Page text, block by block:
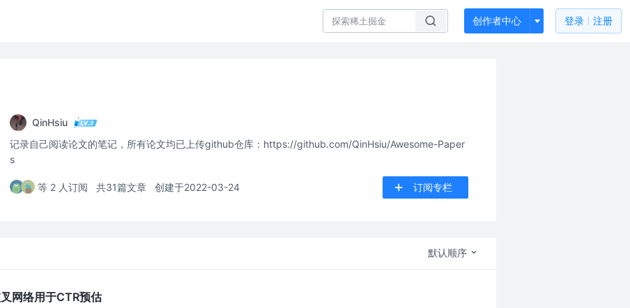
创作者中心 登录 注册
QinHsiu
记录自己阅读论文的笔记，所有论文均已上传github仓库：https://github.com/QinHsiu/Awesome-Paper
s
等 2 人订阅 共31篇文章 创建于2022-03-24 订阅专栏
默认顺序
网络用于CTR预估